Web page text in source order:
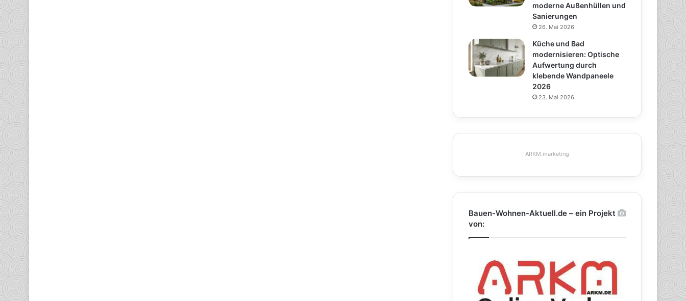
moderne Außenhüllen und
Sanierungen
26. Mai 2026
Küche und Bad
modernisieren: Optische
Aufwertung durch
klebende Wandpaneele
2026
23. Mai 2026
ARKM.marketing
Bauen-Wohnen-Aktuell.de – ein Projekt
von: